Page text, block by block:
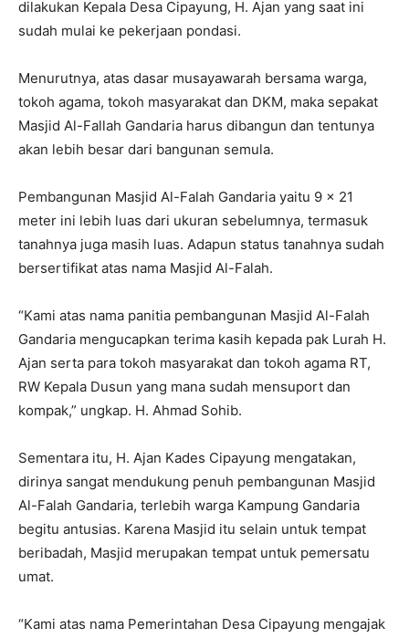
dilakukan Kepala Desa Cipayung, H. Ajan yang saat ini
sudah mulai ke pekerjaan pondasi.
Menurutnya, atas dasar musayawarah bersama warga,
tokoh agama, tokoh masyarakat dan DKM, maka sepakat
Masjid Al-Fallah Gandaria harus dibangun dan tentunya
akan lebih besar dari bangunan semula.
Pembangunan Masjid Al-Falah Gandaria yaitu 9 x 21
meter ini lebih luas dari ukuran sebelumnya, termasuk
tanahnya juga masih luas. Adapun status tanahnya sudah
bersertifikat atas nama Masjid Al-Falah.
“Kami atas nama panitia pembangunan Masjid Al-Falah
Gandaria mengucapkan terima kasih kepada pak Lurah H.
Ajan serta para tokoh masyarakat dan tokoh agama RT,
RW Kepala Dusun yang mana sudah mensuport dan
kompak,” ungkap. H. Ahmad Sohib.
Sementara itu, H. Ajan Kades Cipayung mengatakan,
dirinya sangat mendukung penuh pembangunan Masjid
Al-Falah Gandaria, terlebih warga Kampung Gandaria
begitu antusias. Karena Masjid itu selain untuk tempat
beribadah, Masjid merupakan tempat untuk pemersatu
umat.
“Kami atas nama Pemerintahan Desa Cipayung mengajak